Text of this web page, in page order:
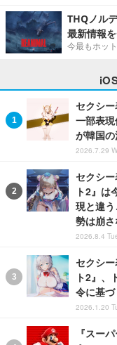
THQノル
最新情報
今最もホッ
セクシ
一部表
が韓国
2026.7.29
セクシー
ト2』は
現と違
勢は崩さ
2026.8.4
セクシー
ト2』、
令に基
2026.1.20
『スー